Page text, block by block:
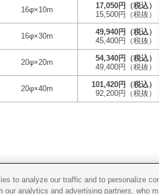
16φ×10m 17,050円
（税込）
15,500円
（税抜）
16φ×30m 49,940円
（税込）
45,400円
（税抜）
20φ×20m 54,340円
（税込）
49,400円
（税抜）
20φ×40m 101,420円
（税込）
92,200円
（税抜）
to analyze our traffic and to personalize
analytics and advertising partners, who